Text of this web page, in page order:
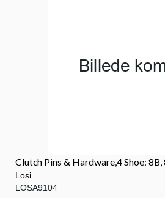
Clutch Pins & Hardware,4 Shoe: 8B,
Losi
LOSA9104